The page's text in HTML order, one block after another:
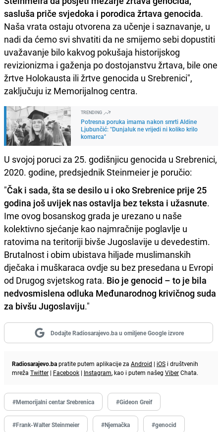
sasluša priče svjedoka i porodica žrtava genocida.
Naša vrata ostaju otvorena za učenje i saznavanje, u
nadi da ćemo svi shvatiti da ne smijemo sebi dopustiti
uvažavanje bilo kakvog pokušaja historijskog
revizionizma i gaženja po dostojanstvu žrtava, bile one
žrtve Holokausta ili žrtve genocida u Srebrenici",
zaključuju iz Memorijalnog centra.
TRENDING
Potresna poruka imama nakon smrti Aldine
Ljubunčić: "Dunjaluk ne vrijedi ni koliko krilo
komarca"
U svojoj poruci za 25. godišnjicu genocida u Srebrenici,
2020. godine, predsjednik Steinmeier je poručio:
"Čak i sada, šta se desilo u i oko Srebrenice prije 25
godina još uvijek nas ostavlja bez teksta i užasnute.
Ime ovog bosanskog grada je urezano u naše
kolektivno sjećanje kao najmračnije poglavlje u
ratovima na teritoriji bivše Jugoslavije u devedestim.
Brutalnost i obim ubistava hiljade muslimanskih
dječaka i muškaraca ovdje su bez presedana u Evropi
od Drugog svjetskog rata. Bio je genocid – to je bila
nedvosmislena odluka Međunarodnog krivičnog suda
za bivšu Jugoslaviju."
Dodajte Radiosarajevo.ba u omiljene Google izvore
Radiosarajevo.bapratite putem aplikacije za Android | iOS i društvenih
mreža Twitter | Facebook | Instagram, kao i putem našeg ViberChata.
#Memorijalni centar Srebrenica #Gideon Greif
#Frank-Walter Steinmeier #Njemačka #genocid